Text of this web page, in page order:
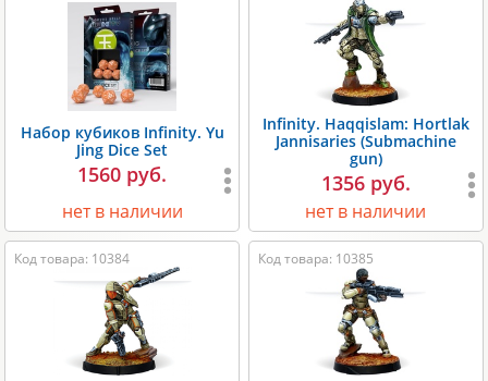
Набор кубиков Infinity. Yu
Jing Dice Set
1560 руб.
нет в наличии
Infinity. Haqqislam: Hortlak
Jannisaries (Submachine
gun)
1356 руб.
нет в наличии
Код товара: 10384 Код товара: 10385